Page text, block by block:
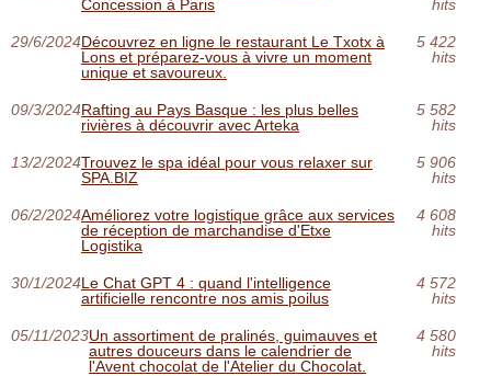
Concession à Paris
hits
29/6/2024Découvrez en ligne le restaurant Le Txotx à
Lons et préparez-vous à vivre un moment
unique et savoureux.
5 422
hits
09/3/2024Rafting au Pays Basque : les plus belles
rivières à découvrir avec Arteka
5 582
hits
13/2/2024Trouvez le spa idéal pour vous relaxer sur
SPA.BIZ
5 906
hits
06/2/2024Améliorez votre logistique grâce aux services
de réception de marchandise d'Etxe
Logistika
4 608
hits
30/1/2024Le Chat GPT 4 : quand l'intelligence
artificielle rencontre nos amis poilus
4 572
hits
05/11/2023Un assortiment de pralinés, guimauves et
autres douceurs dans le calendrier de
l'Avent chocolat de l'Atelier du Chocolat.
4 580
hits